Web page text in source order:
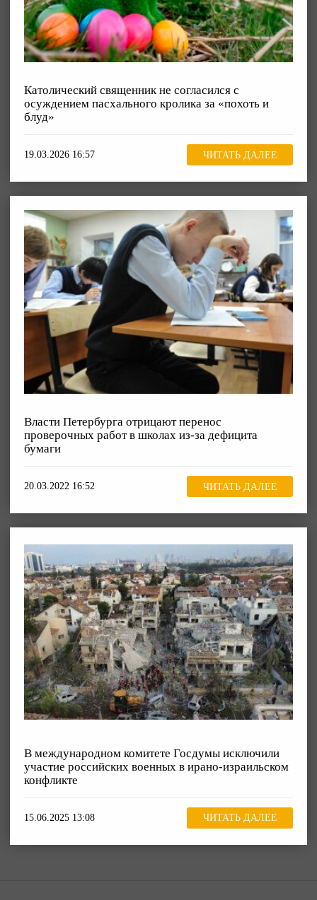
Католический священник не согласился с
осуждением пасхального кролика за «похоть и
блуд»
19.03.2026 16:57 ЧИТАТЬ ДАЛЕЕ
Власти Петербурга отрицают перенос
проверочных работ в школах из-за дефицита
бумаги
20.03.2022 16:52 ЧИТАТЬ ДАЛЕЕ
В международном комитете Госдумы исключили
участие российских военных в ирано-израильском
конфликте
15.06.2025 13:08 ЧИТАТЬ ДАЛЕЕ